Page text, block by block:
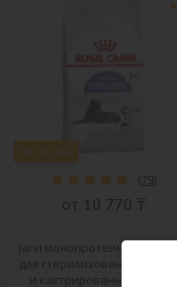
Хит продаж
( 79)
от 10 770 ₸
Jarvi монопротеиновый пауч
для стерилизованных кошек
и кастрированных котов